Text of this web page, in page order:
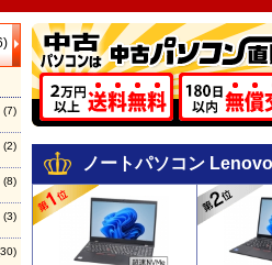
(7)
(2)
(8)
(3)
ノートパソコン